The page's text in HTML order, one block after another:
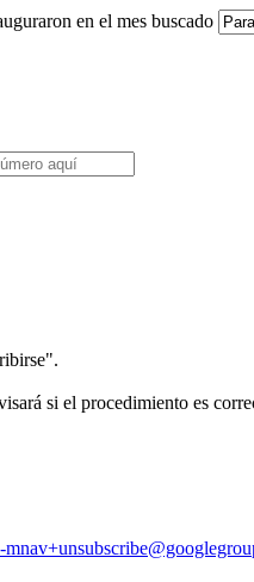
en el mes buscado
si el procedimiento es